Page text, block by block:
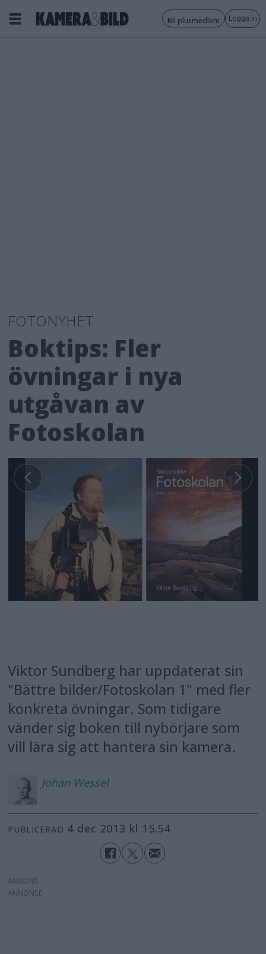
Bli plusmedlem Logga in
FOTONYHET
Boktips: Fler
övningar i nya
utgåvan av
Fotoskolan
Viktor Sundberg har uppdaterat sin
"Bättre bilder/Fotoskolan 1" med fler
konkreta övningar. Som tidigare
vänder sig boken till nybörjare som
vill lära sig att hantera sin kamera.
Johan Wessel
PUBLICERAD 4 dec 2013 kl 15.54
ANNONS